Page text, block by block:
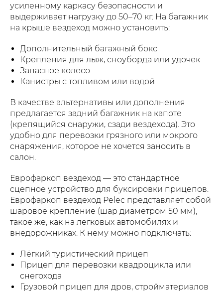
усиленному каркасу безопасности и
выдерживает нагрузку до 50–70 кг. На багажник
на крыше вездеход можно установить:
Дополнительный багажный бокс
Крепления для лыж, сноуборда или удочек
Запасное колесо
Канистры с топливом или водой
В качестве альтернативы или дополнения
предлагается задний багажник на капоте
(крепящийся снаружи, сзади вездехода). Это
удобно для перевозки грязного или мокрого
снаряжения, которое не хочется заносить в
салон.
Еврофаркоп вездеход — это стандартное
сцепное устройство для буксировки прицепов.
Еврофаркоп вездеход Pelec представляет собой
шаровое крепление (шар диаметром 50 мм),
такое же, как на легковых автомобилях и
внедорожниках. К нему можно подключать:
Лёгкий туристический прицеп
Прицеп для перевозки квадроцикла или
снегохода
Грузовой прицеп для дров, стройматериалов